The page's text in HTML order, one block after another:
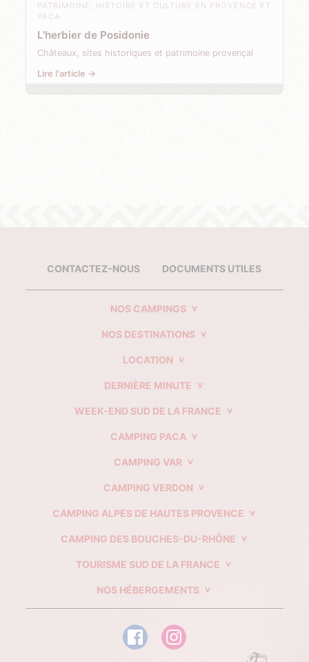
PATRIMOINE, HISTOIRE ET CULTURE EN PROVENCE ET
PACA
L'herbier de Posidonie
Châteaux, sites historiques et patrimoine provençal
Lire l'article →
CONTACTEZ-NOUS DOCUMENTS UTILES
NOS CAMPINGS
NOS DESTINATIONS
LOCATION
DERNIÈRE MINUTE
WEEK-END SUD DE LA FRANCE
CAMPING PACA
CAMPING VAR
CAMPING VERDON
CAMPING ALPES DE HAUTES PROVENCE
CAMPING DES BOUCHES-DU-RHÔNE
TOURISME SUD DE LA FRANCE
NOS HÉBERGEMENTS